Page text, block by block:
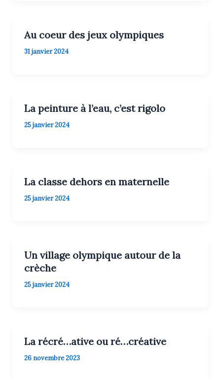
Au coeur des jeux olympiques
31 janvier 2024
La peinture à l’eau, c’est rigolo
25 janvier 2024
La classe dehors en maternelle
25 janvier 2024
Un village olympique autour de la
crèche
25 janvier 2024
La récré…ative ou ré…créative
26 novembre 2023